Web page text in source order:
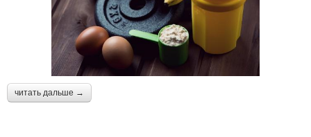
читать дальше →